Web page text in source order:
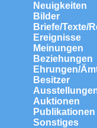
Neuigkeiten
Bilder
Briefe/Texte/
Ereignisse
Meinungen
Beziehungen
Ehrungen/
Besitzer
Auktionen
Publikationen
Sonstiges